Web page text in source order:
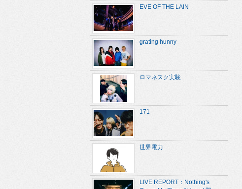
EVE OF THE LAIN
grating hunny
ロマネスク実験
171
世界電力
LIVE REPORT：Nothing's